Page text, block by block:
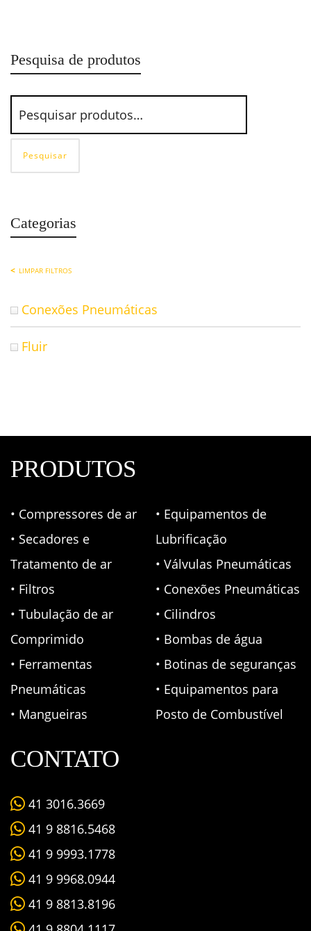
Pesquisa de produtos
Pesquisar
Categorias
LIMPAR FILTROS
Conexões Pneumáticas
Fluir
PRODUTOS
• Compressores de ar
• Secadores e
Tratamento de ar
• Filtros
• Tubulação de ar
Comprimido
• Ferramentas
Pneumáticas
• Mangueiras
• Equipamentos de
Lubrificação
• Válvulas Pneumáticas
• Conexões Pneumáticas
• Cilindros
• Bombas de água
• Botinas de seguranças
• Equipamentos para
Posto de Combustível
CONTATO
41 3016.3669
41 9 8816.5468
41 9 9993.1778
41 9 9968.0944
41 9 8813.8196